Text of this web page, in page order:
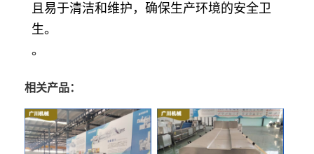
且易于清洁和维护，确保生产环境的安全卫
生。
。
相关产品：